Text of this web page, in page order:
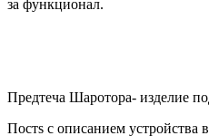
за функционал.
Предтеча Шаротора- изделие
Постs с описанием устройства